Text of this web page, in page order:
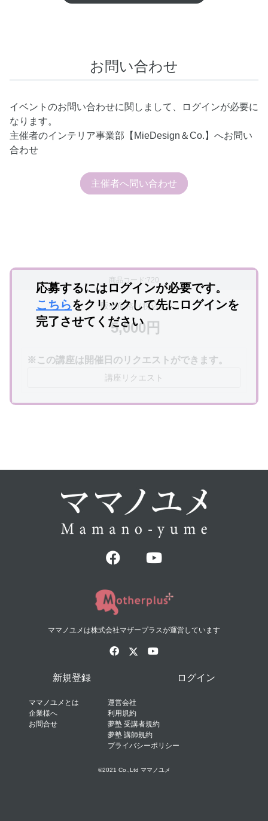
お問い合わせ
イベントのお問い合わせに関しまして、ログインが必要に
なります。
主催者のインテリア事業部【MieDesign＆Co.】へお問い
合わせ
主催者へ問い合わせ
商品コード:720
販売価格（税込）
5,000円
※この講座は開催日のリクエストができます。
講座リクエスト
応募するにはログインが必要です。
こちらをクリックして先にログインを
完了させてください
ママノユメは株式会社マザープラスが運営しています
新規登録 ログイン
ママノユメとは
企業様へ
お問合せ
運営会社
利用規約
夢塾 受講者規約
夢塾 講師規約
プライバシーポリシー
©2021 Co.,Ltd ママノユメ